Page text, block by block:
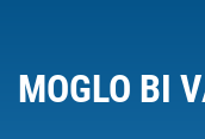
MOGLO BI